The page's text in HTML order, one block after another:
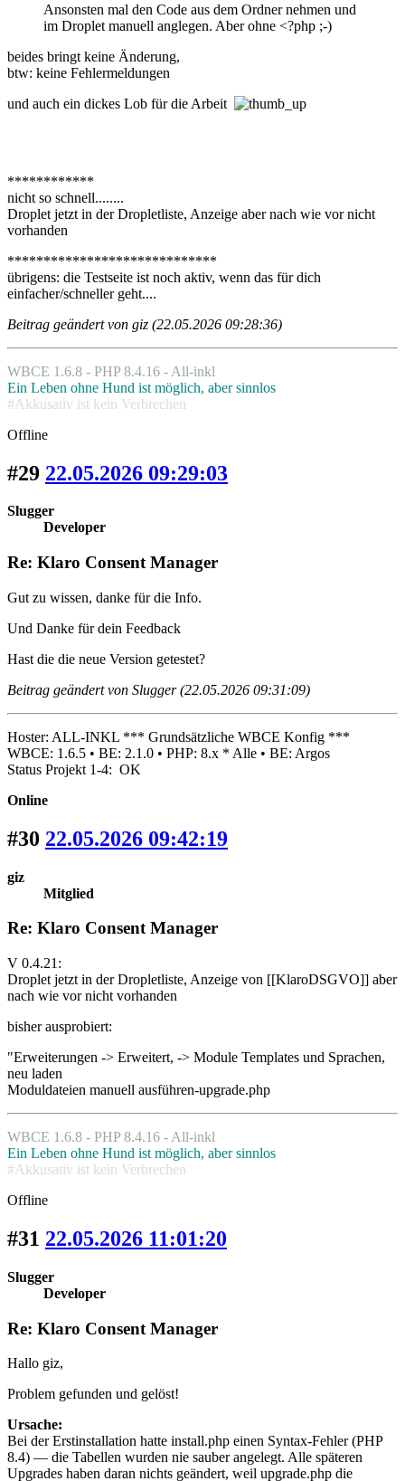
Ansonsten mal den Code aus dem Ordner nehmen und
im Droplet manuell anglegen. Aber ohne <?php ;-)
beides bringt keine Änderung,
btw: keine Fehlermeldungen
und auch ein dickes Lob für die Arbeit
************
nicht so schnell........
Droplet jetzt in der Dropletliste, Anzeige aber nach wie vor nicht
vorhanden
*****************************
übrigens: die Testseite ist noch aktiv, wenn das für dich
einfacher/schneller geht....
Beitrag geändert von giz (22.05.2026 09:28:36)
WBCE 1.6.8 - PHP 8.4.16 - All-inkl
Ein Leben ohne Hund ist möglich, aber sinnlos
#Akkusativ ist kein Verbrechen
Offline
#29 22.05.2026 09:29:03
Slugger
Developer
Re: Klaro Consent Manager
Gut zu wissen, danke für die Info.
Und Danke für dein Feedback
Hast die die neue Version getestet?
Beitrag geändert von Slugger (22.05.2026 09:31:09)
Hoster: ALL-INKL *** Grundsätzliche WBCE Konfig ***
WBCE: 1.6.5 • BE: 2.1.0 • PHP: 8.x * Alle • BE: Argos
Status Projekt 1-4: OK
Online
#30 22.05.2026 09:42:19
giz
Mitglied
Re: Klaro Consent Manager
V 0.4.21:
Droplet jetzt in der Dropletliste, Anzeige von [[KlaroDSGVO]] aber
nach wie vor nicht vorhanden
bisher ausprobiert:
"Erweiterungen -> Erweitert, -> Module Templates und Sprachen,
neu laden
Moduldateien manuell ausführen-upgrade.php
WBCE 1.6.8 - PHP 8.4.16 - All-inkl
Ein Leben ohne Hund ist möglich, aber sinnlos
#Akkusativ ist kein Verbrechen
Offline
#31 22.05.2026 11:01:20
Slugger
Developer
Re: Klaro Consent Manager
Hallo giz,
Problem gefunden und gelöst!
Ursache:
Bei der Erstinstallation hatte install.php einen Syntax-Fehler (PHP
8.4) — die Tabellen wurden nie sauber angelegt. Alle späteren
Upgrades haben daran nichts geändert, weil upgrade.php die